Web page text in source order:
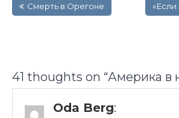
по Смерть в Орегоне «Если
41 thoughts on “Америка в
Oda Berg: